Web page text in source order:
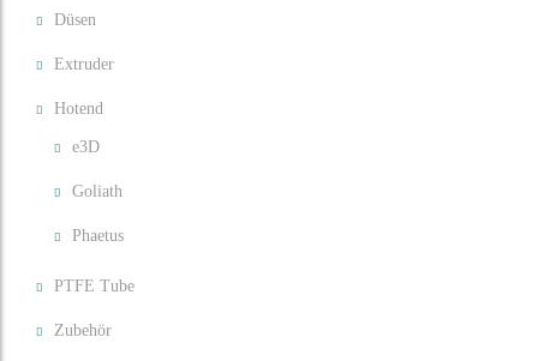
Düsen
Extruder
Hotend
e3D
Goliath
Phaetus
PTFE Tube
Zubehör